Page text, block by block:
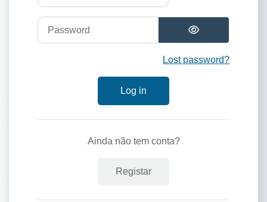
Password
Lost password?
Log in
Ainda não tem conta?
Registar